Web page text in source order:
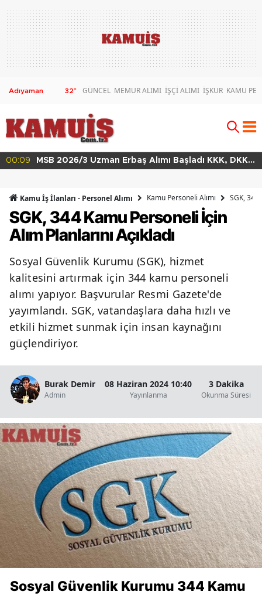
32° GÜNCEL MEMUR ALIMI İŞÇİ ALIMI İŞKUR KAMU
00:09
MSB 2026/3 Uzman Erbaş Alımı Başladı KKK, DKK
Kamu İş İlanları - Personel Alımı Kamu Personeli Alımı SGK, 344
SGK, 344 Kamu Personeli İçin
Alım Planlarını Açıkladı
Sosyal Güvenlik Kurumu (SGK), hizmet
kalitesini artırmak için 344 kamu personeli
alımı yapıyor. Başvurular Resmi Gazete'de
yayımlandı. SGK, vatandaşlara daha hızlı ve
etkili hizmet sunmak için insan kaynağını
güçlendiriyor.
Burak Demir
Admin
08 Haziran 2024 10:40
Yayınlanma
3 Dakika
Okunma Süresi
Sosyal Güvenlik Kurumu 344 Kamu